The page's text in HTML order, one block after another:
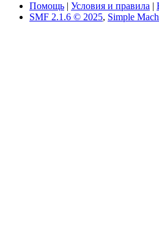
Помощь | Условия и правила |
SMF 2.1.6 © 2025, Simple